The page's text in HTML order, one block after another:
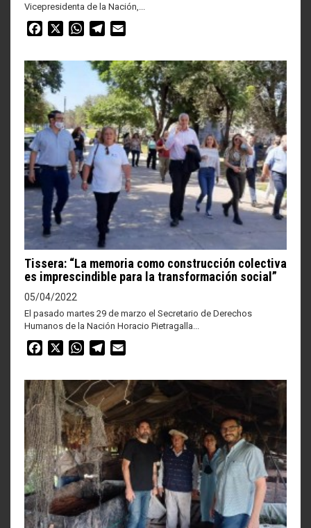
Vicepresidenta de la Nación,...
Facebook WhatsAppTelegram
Tissera: “La memoria como construcción colectiva
es imprescindible para la transformación social”
05/04/2022
El pasado martes 29 de marzo el Secretario de Derechos
Humanos de la Nación Horacio Pietragalla...
Facebook WhatsAppTelegram